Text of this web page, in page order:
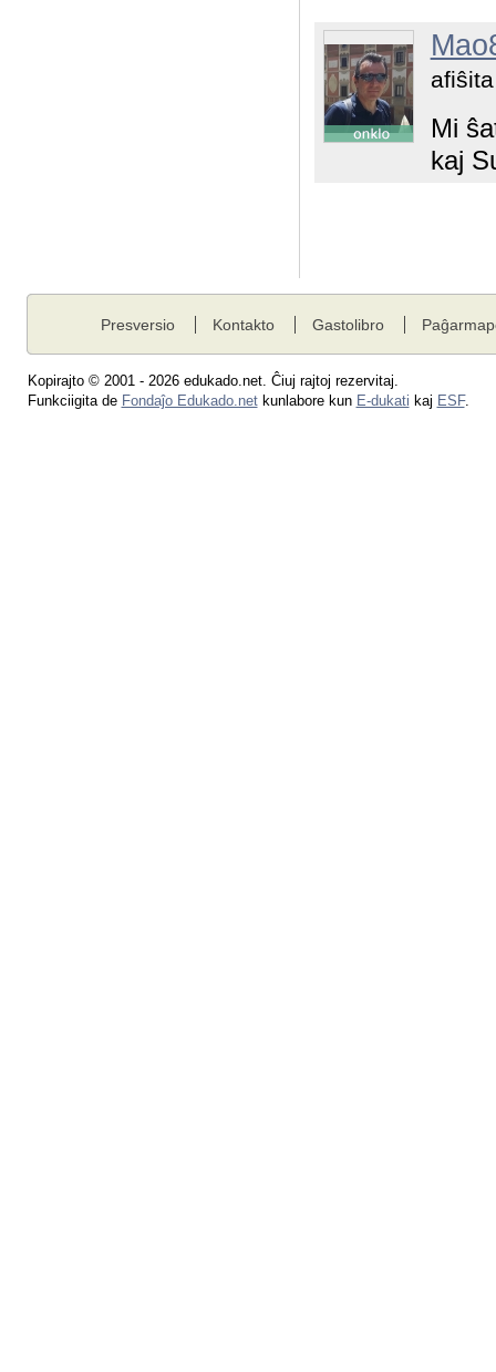
Mi
kaj
Presversio Kontakto Gastolibro
Kopirajto © 2001 - 2026 edukado.net. Ĉiuj rajtoj rezervitaj.
Funkciigita de Fondaĵo Edukado.netkunlabore kun E-dukati kaj ESF.